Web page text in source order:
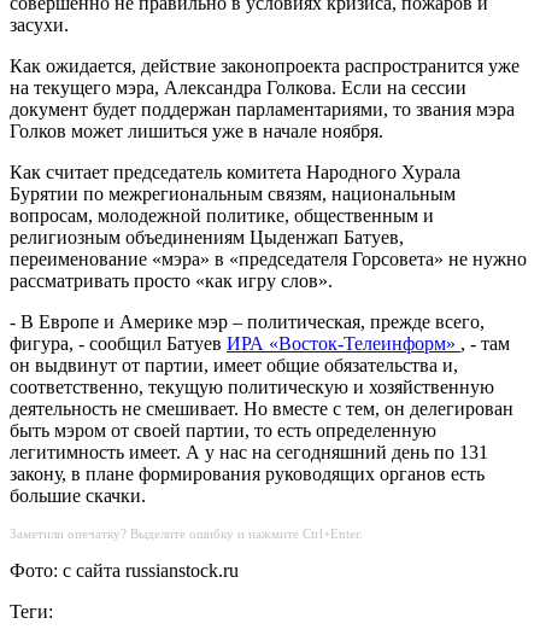
засухи.
Как ожидается, действие законопроекта распространится уже
на текущего мэра, Александра Голкова. Если на сессии
документ будет поддержан парламентариями, то звания мэра
Голков может лишиться уже в начале ноября.
Как считает председатель комитета Народного Хурала
Бурятии по межрегиональным связям, национальным
вопросам, молодежной политике, общественным и
религиозным объединениям Цыденжап Батуев,
переименование «мэра» в «председателя Горсовета» не нужно
рассматривать просто «как игру слов».
- В Европе и Америке мэр – политическая, прежде всего,
фигура, - сообщил Батуев ИРА «Восток-Телеинформ» , - там
он выдвинут от партии, имеет общие обязательства и,
соответственно, текущую политическую и хозяйственную
деятельность не смешивает. Но вместе с тем, он делегирован
быть мэром от своей партии, то есть определенную
легитимность имеет. А у нас на сегодняшний день по 131
закону, в плане формирования руководящих органов есть
большие скачки.
Заметили опечатку? Выделите ошибку и нажмите Ctrl+Enter.
Фото: с сайта russianstock.ru
Теги: